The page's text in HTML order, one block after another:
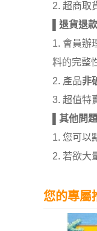
2. 超商取
退貨退款
1. 會員辦
料的完整
2. 產品非
3. 超值特
其他問題
1. 您可以
2. 若欲大
您的專屬